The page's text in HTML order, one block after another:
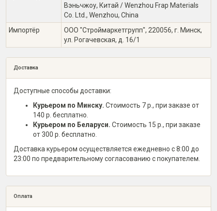
Вэньчжоу, Китай / Wenzhou Frap Materials
Co. Ltd., Wenzhou, China
Импортёр
ООО "Строймаркетгрупп", 220056, г. Минск,
ул. Рогачевская, д. 16/1
Доставка
Доступные способы доставки:
Курьером по Минску. Стоимость 7 р., при заказе от
140 р. бесплатно.
Курьером по Беларуси. Стоимость 15 р., при заказе
от 300 р. бесплатно.
Доставка курьером осуществляется ежедневно с 8:00 до
23:00 по предварительному согласованию с покупателем.
Оплата